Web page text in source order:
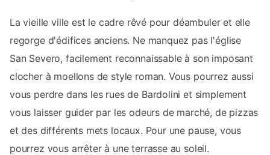
La vieille ville est le cadre rêvé pour déambuler et elle
regorge d'édifices anciens. Ne manquez pas l'église
San Severo, facilement reconnaissable à son imposant
clocher à moellons de style roman. Vous pourrez aussi
vous perdre dans les rues de Bardolini et simplement
vous laisser guider par les odeurs de marché, de pizzas
et des différents mets locaux. Pour une pause, vous
pourrez vous arrêter à une terrasse au soleil.